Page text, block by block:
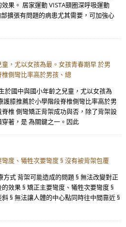
果。 居家運動 VISTA頸圈深呼吸運動
擴張有問題的病患尤其需要，可加強心
，尤以女孩為最。女孩青春期早 於男
側彎比率高於男孩、總
於國中與國小年齡之兒童，尤以女孩為
膝推薦於小學階段脊椎側彎比率高於男
椎 側彎矯正背架成功與否，除了背架設
著，是 為關鍵之一。因此
度、犧牲次要彎度 § 沒有被背架包覆
式 背架可能造成的問題 § 無法改變對正
效果 § 矯正主要彎度、犧牲次要彎度 §
§ 無法讓人體的中心點同時往中間靠近 §